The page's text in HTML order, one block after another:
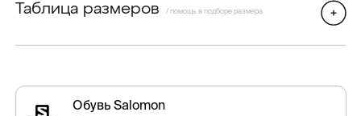
Таблица размеров / помощь в подборе размера
Обувь Salomon